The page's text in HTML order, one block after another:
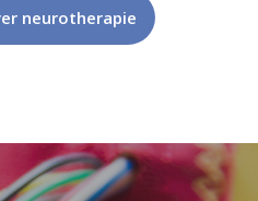
neurotherapie